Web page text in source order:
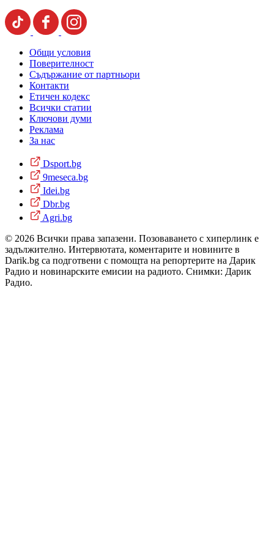
Общи условия
Поверителност
Съдържание от партньори
Контакти
Етичен кодекс
Всички статии
Ключови думи
Реклама
За нас
Dsport.bg
9meseca.bg
Idei.bg
Dbr.bg
Agri.bg
© 2026 Всички права запазени. Позоваването с хиперлинк е
задължително. Интервютата, коментарите и новините в
Darik.bg са подготвени с помощта на репортерите на Дарик
Радио и новинарските емисии на радиото. Снимки: Дарик
Радио.